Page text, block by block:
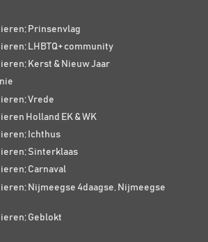
Prinsenvlag
LHBTQ+ community
Kerst & Nieuw Jaar
Vrede
Holland EK & WK
Ichthus
Sinterklaas
Carnaval
Nijmeegse 4daagse, Nijmeegse
Geblokt